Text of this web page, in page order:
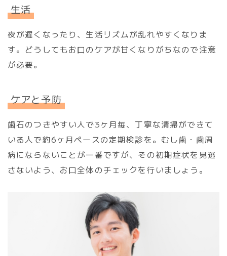
生活
夜が遅くなったり、生活リズムが乱れやすくなりま
す。どうしてもお口のケアが甘くなりがちなので注意
が必要。
ケアと予防
歯石のつきやすい人で3ヶ月毎、丁寧な清掃ができて
いる人で約6ヶ月ペースの定期検診を。むし歯・歯周
病にならないことが一番ですが、その初期症状を見逃
さないよう、お口全体のチェックを行いましょう。